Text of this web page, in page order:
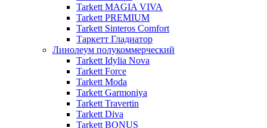
Tarkett MAGIA VIVA
Tarkett PREMIUM
Tarkett Sinteros Comfort
Таркетт Гладиатор
Линолеум полукоммерческий
Tarkett Idylia Nova
Tarkett Force
Tarkett Moda
Tarkett Garmoniya
Tarkett Travertin
Tarkett Diva
Tarkett BONUS